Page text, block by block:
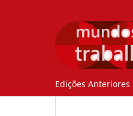
Edições Anteriores